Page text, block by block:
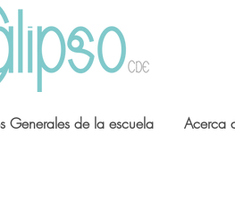
Generales de la escuela Acerca